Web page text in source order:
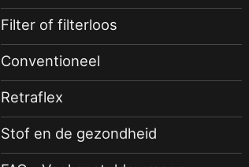
Filter of filterloos
Conventioneel
Retraflex
Stof en de gezondheid